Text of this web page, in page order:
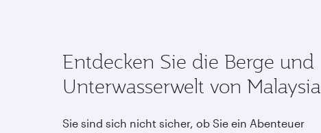
Entdecken Sie die Berge und
Unterwasserwelt von Malaysia
Sie sind sich nicht sicher, ob Sie ein Abenteuer